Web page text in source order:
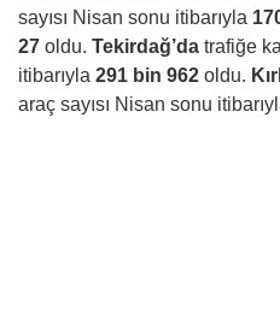
sayısı Nisan sonu itibarıyla
27 oldu. Tekirdağ’da trafiğe
itibarıyla 291 bin 962 oldu.
araç sayısı Nisan sonu